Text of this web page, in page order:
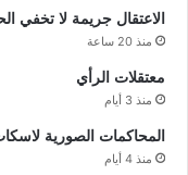
الاعتقال جريمة لا تخفي
منذ 20 ساعة
معتقلات الرأي
منذ 3 أيام
المحاكمات الصورية
منذ 4 أيام